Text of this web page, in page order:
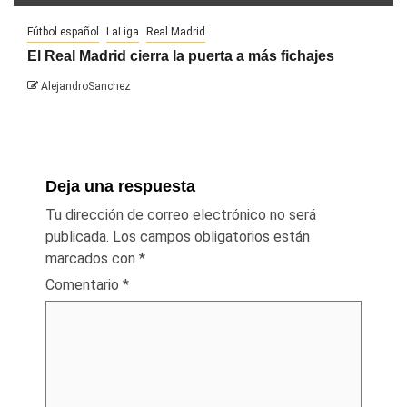
Fútbol español LaLiga Real Madrid
El Real Madrid cierra la puerta a más fichajes
AlejandroSanchez
Deja una respuesta
Tu dirección de correo electrónico no será
publicada. Los campos obligatorios están
marcados con *
Comentario *